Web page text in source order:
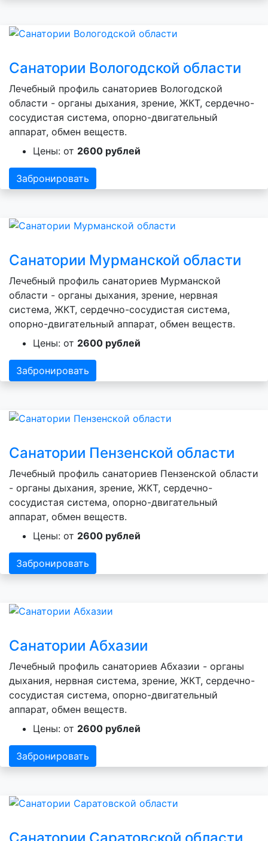
Санатории Вологодской области
Лечебный профиль санаториев Вологодской
области - органы дыхания, зрение, ЖКТ, сердечно-
сосудистая система, опорно-двигательный
аппарат, обмен веществ.
Цены: от 2600 рублей
Забронировать
Санатории Мурманской области
Лечебный профиль санаториев Мурманской
области - органы дыхания, зрение, нервная
система, ЖКТ, сердечно-сосудистая система,
опорно-двигательный аппарат, обмен веществ.
Цены: от 2600 рублей
Забронировать
Санатории Пензенской области
Лечебный профиль санаториев Пензенской области
- органы дыхания, зрение, ЖКТ, сердечно-
сосудистая система, опорно-двигательный
аппарат, обмен веществ.
Цены: от 2600 рублей
Забронировать
Санатории Абхазии
Лечебный профиль санаториев Абхазии - органы
дыхания, нервная система, зрение, ЖКТ, сердечно-
сосудистая система, опорно-двигательный
аппарат, обмен веществ.
Цены: от 2600 рублей
Забронировать